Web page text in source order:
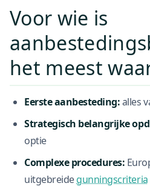
Voor wie is
het meest
Eerste aanbesteding:alles
Strategisch belangrijke
optie
Complexe procedures:
uitgebreidegunningscriteria